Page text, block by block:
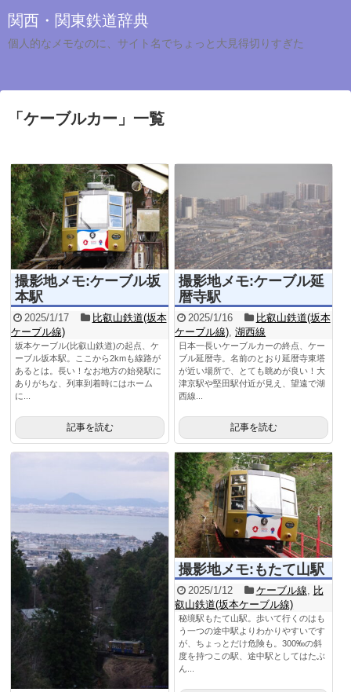
関西・関東鉄道辞典
個人的なメモなのに、サイト名でちょっと大見得切りすぎた
「 ケーブルカー 」 一覧
撮影地メモ:ケーブル坂
本駅
2025/1/17
比叡山鉄道(坂本
ケーブル線)
坂本ケーブル(比叡山鉄道)の起点、ケ
ーブル坂本駅。ここから2kmも線路が
あるとは。長い！なお地方の始発駅に
ありがちな、列車到着時にはホーム
に...
記事を読む
撮影地メモ:ケーブル延
暦寺駅
2025/1/16
比叡山鉄道(坂本
ケーブル線) ,湖西線
日本一長いケーブルカーの終点、ケー
ブル延暦寺。名前のとおり延暦寺東塔
が近い場所で、とても眺めが良い！大
津京駅や堅田駅付近が見え、望遠で湖
西線...
記事を読む
撮影地メモ:もたて山駅
2025/1/12 ケーブル線
比
叡山鉄道(坂本ケーブル線)
秘境駅もたて山駅。歩いて行くのはも
う一つの途中駅よりわかりやすいです
が、ちょっとだけ危険も。300‰の斜
度を持つこの駅、途中駅としてはたぶ
ん...